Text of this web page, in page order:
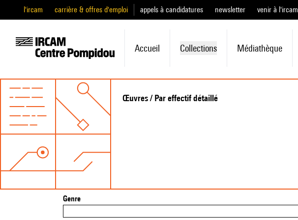
l'ircam carrière & offres d'emploi appels à candidatures newsletter venir à l'ircam
Accueil Collections Médiathèque
Œuvres / Par effectif détaillé
Genre